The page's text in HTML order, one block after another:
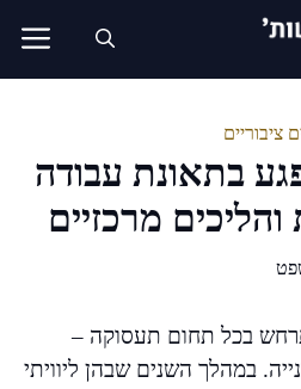
ציבוריים
בתאונת עבודה
מרכזיים
בכל תחום תעסוקה –
במהלך השנים שבהן ליוויתי